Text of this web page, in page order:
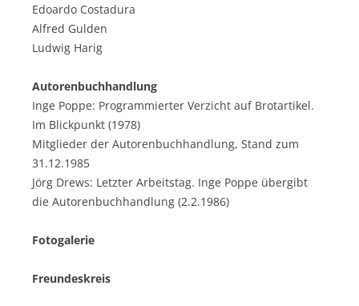
Edoardo Costadura
Alfred Gulden
Ludwig Harig
Autorenbuchhandlung
Inge Poppe: Programmierter Verzicht auf Brotartikel.
Im Blickpunkt (1978)
Mitglieder der Autorenbuchhandlung, Stand zum
31.12.1985
Jörg Drews: Letzter Arbeitstag. Inge Poppe übergibt
die Autorenbuchhandlung (2.2.1986)
Fotogalerie
Freundeskreis